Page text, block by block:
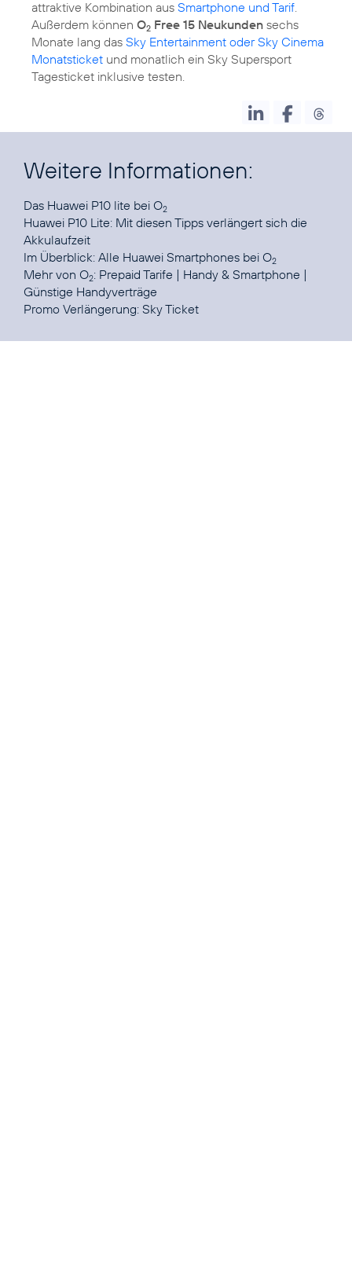
attraktive Kombination aus Smartphone und Tarif.
Außerdem können O2 Free 15 Neukunden sechs
Monate lang das Sky Entertainment oder Sky Cinema
Monatsticket und monatlich ein Sky Supersport
Tagesticket inklusive testen.
Weitere Informationen:
Das Huawei P10 lite bei O2
Huawei P10 Lite: Mit diesen Tipps verlängert sich die
Akkulaufzeit
Im Überblick: Alle Huawei Smartphones bei O2
Mehr von O2: Prepaid Tarife | Handy & Smartphone |
Günstige Handyverträge
Promo Verlängerung: Sky Ticket